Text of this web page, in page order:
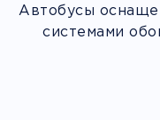
Автобусы
системами